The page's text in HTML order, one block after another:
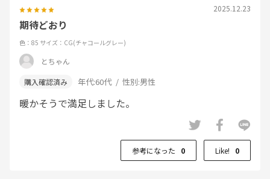
2025.12.23
期待どおり
色：85 サイズ：CG(チャコールグレー)
とちゃん
年代:60代 性別:男性
暖かそうで満足しました。
参考になった 0 Like! 0